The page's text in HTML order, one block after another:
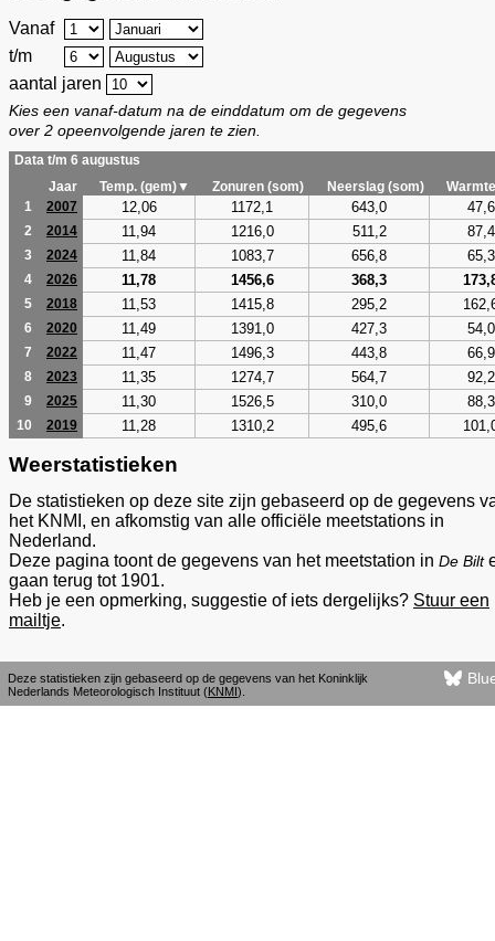
Vanaf
t/m
aantal jaren
Kies een vanaf-datum na de einddatum om de gegevens
over 2 opeenvolgende jaren te zien.
Data t/m 6 augustus
Jaar
Temp. (gem)▼ Zonuren (som) Neerslag (som)
1
2007 12,06 1172,1 643,0 47,6
2 2014 11,94 1216,0 511,2 87,4
3 2024 11,84 1083,7 656,8 65,3
4 2026 11,78 1456,6 368,3
5 2018 11,53 1415,8 295,2
6 2020 11,49 1391,0 427,3 54,0
7 2022 11,47 1496,3 443,8 66,9
8 2023 11,35 1274,7 564,7 92,2
9 2025 11,30 1526,5 310,0 88,3
10 2019 11,28 1310,2 495,6
Weerstatistieken
De statistieken op deze site zijn gebaseerd op de gegevens
het KNMI, en afkomstig van alle officiële meetstations in
Nederland.
Deze pagina toont de gegevens van het meetstation in De Bilt
gaan terug tot 1901.
Heb je een opmerking, suggestie of iets dergelijks? Stuur een
mailtje.
Deze statistieken zijn gebaseerd op de gegevens van het Koninklijk
Nederlands Meteorologisch Instituut (KNMI).